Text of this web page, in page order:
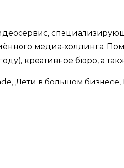
медиа-холдинга.
креативное бюро, а
Дети в большом